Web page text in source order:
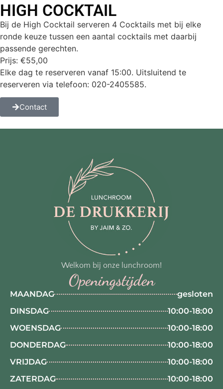
HIGH COCKTAIL
Bij de High Cocktail serveren 4 Cocktails met bij elke
ronde keuze tussen een aantal cocktails met daarbij
passende gerechten.
Prijs: €55,00
Elke dag te reserveren vanaf 15:00. Uitsluitend te
reserveren via telefoon: 020-2405585.
Contact
Welkom bij onze lunchroom!
Openingstijden
MAANDAG
gesloten
DINSDAG
10:00-18:00
WOENSDAG
10:00-18:00
DONDERDAG
10:00-18:00
VRIJDAG
10:00-18:00
ZATERDAG
10:00-18:00